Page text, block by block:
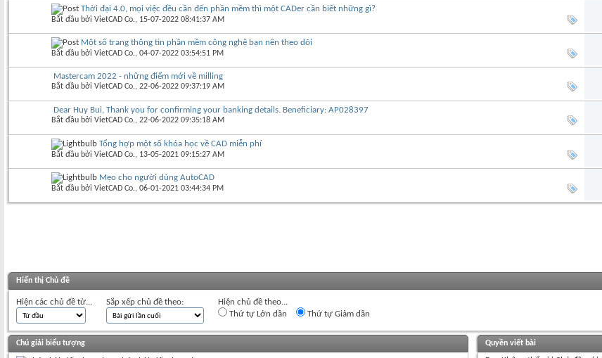
Thời đại 4.0, mọi việc đều cần đến phần mềm thì một CADer cần biết những gì?
Bắt đầu bởi VietCAD Co.‎, 15-07-2022 08:41:37 AM
Một số trang thông tin phần mềm công nghệ bạn nên theo dõi
Bắt đầu bởi VietCAD Co.‎, 04-07-2022 03:54:51 PM
Mastercam 2022 - những điểm mới về milling
Bắt đầu bởi VietCAD Co.‎, 22-06-2022 09:37:19 AM
Dear Huy Bui, Thank you for confirming your banking details. Beneficiary: AP028397
Bắt đầu bởi VietCAD Co.‎, 22-06-2022 09:35:18 AM
Tổng hợp một số khóa học về CAD miễn phí
Bắt đầu bởi VietCAD Co.‎, 13-05-2021 09:15:27 AM
Mẹo cho người dùng AutoCAD
Bắt đầu bởi VietCAD Co.‎, 06-01-2021 03:44:34 PM
Hiển thị Chủ đề
Hiện các chủ đề từ... Sắp xếp chủ đề theo:
Hiện chủ đề theo...
Thứ tự Lớn dần
Thứ tự Giảm dần
Chú giải biểu tượng Quyền viết bài